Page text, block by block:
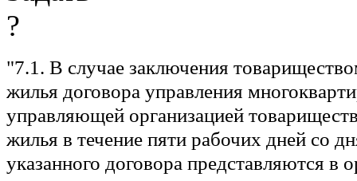
"7.1. В случае заключения
жилья договора управления
управляющей организацией
жилья в течение пяти рабочих дней со
указанного договора представляются в